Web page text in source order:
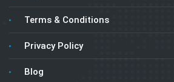
Terms & Conditions
Privacy Policy
Blog